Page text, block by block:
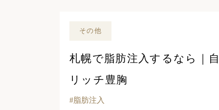
その他
札幌で脂肪注入するなら｜
リッチ豊胸
脂肪注入